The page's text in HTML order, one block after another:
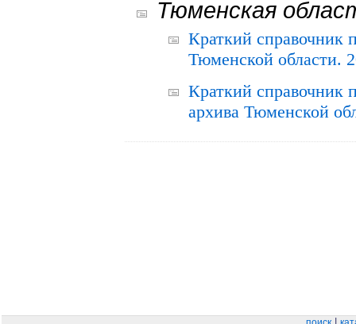
Тюменская
Краткий справочник
Тюменской области.
Краткий справочник
архива Тюменской